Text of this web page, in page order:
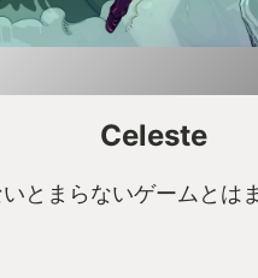
作品ですが、今はSwitch
ったらiOS版も完璧な出来
なった方は遊んでみては
Celeste
とまらないゲームとは